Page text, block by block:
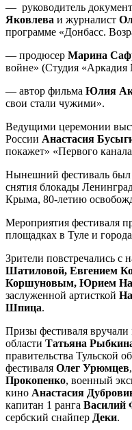
— руководитель
Яковлева и журналист
программе «Донбасс.
— продюсер Марина
войне» (Студия «Аркадия
— автор фильма Юлия
свои стали чужими».
Ведущими церемонии
России Анастасия
покажет» «Первого
Нынешний фестиваль
снятия блокады
Крыма, 80-летию
Мероприятия фестиваля
площадках в Туле и
Зрители повстречались с
Шатиловой, Евгением
Коршуновым, Юрием
заслуженной артисткой
Шпица.
Призы фестиваля вручали
области Татьяна
правительства Тульской
фестиваля Олег Урюмцев
Прокопенко, военный
кино Анастасия
капитан 1 ранга Василий
сербский снайпер Деки.